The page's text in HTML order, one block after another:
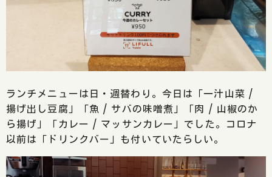
ランチメニューは日・週替わり。今日は「一汁山菜 /
揚げ出し豆腐」「魚 / サバの味噌煮」「肉 / 山椒のか
ら揚げ」「カレー / マッサンカレー」でした。コロナ
以前は「ドリンクバー」も付いていたらしい。